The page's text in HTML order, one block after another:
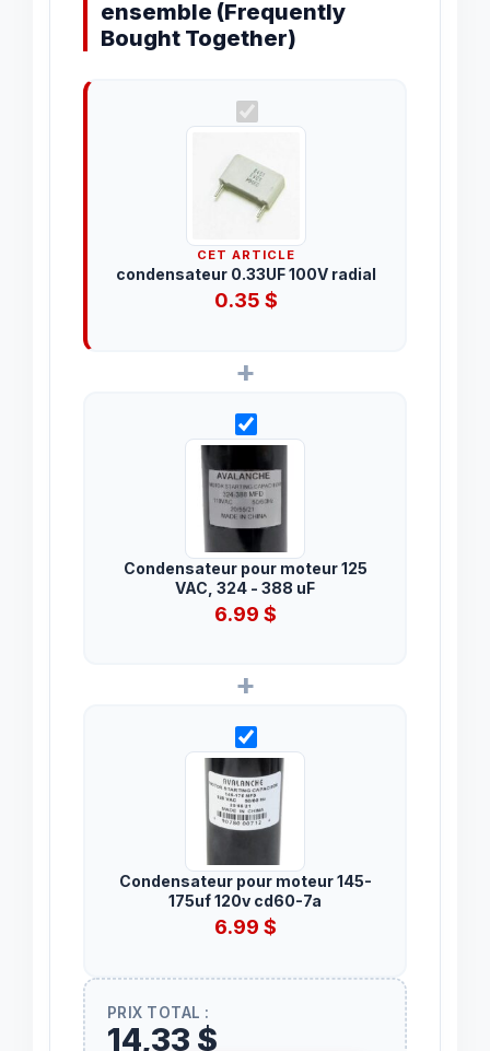
ensemble (Frequently
Bought Together)
CET ARTICLE
condensateur 0.33UF 100V radial
0.35$
+
Condensateur pour moteur 125
VAC, 324 - 388 uF
6.99 $
+
Condensateur pour moteur 145-
175uf 120v cd60-7a
6.99 $
PRIX TOTAL :
14,33 $